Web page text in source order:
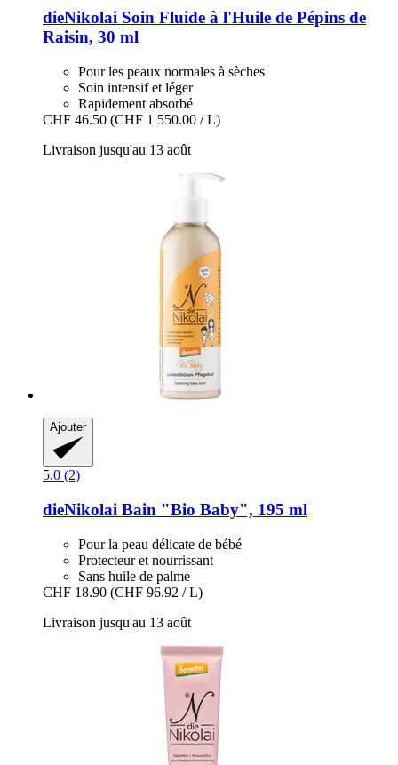
dieNikolai Soin Fluide à l'Huile de Pépins de
Raisin, 30 ml
Pour les peaux normales à sèches
Soin intensif et léger
Rapidement absorbé
CHF 46.50 (CHF 1 550.00 / L)
Livraison jusqu'au 13 août
Ajouter
5.0 (2)
dieNikolai Bain "Bio Baby", 195 ml
Pour la peau délicate de bébé
Protecteur et nourrissant
Sans huile de palme
CHF 18.90 (CHF 96.92 / L)
Livraison jusqu'au 13 août